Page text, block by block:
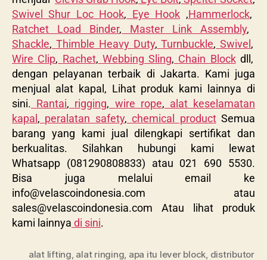
Swivel Shur Loc Hook, Eye Hook ,Hammerlock,
Ratchet Load Binder, Master Link Assembly,
Shackle, Thimble Heavy Duty, Turnbuckle, Swivel,
Wire Clip, Rachet, Webbing Sling, Chain Blockdll,
dengan pelayanan terbaik di Jakarta. Kami juga
menjual alat kapal, Lihat produk kami lainnya di
sini. Rantai, rigging, wire rope, alat keselamatan
kapal, peralatan safety, chemical productSemua
barang yang kami jual dilengkapi sertifikat dan
berkualitas. Silahkan hubungi kami lewat
Whatsapp (081290808833) atau 021 690 5530.
Bisa juga melalui email ke
info@velascoindonesia.com atau
sales@velascoindonesia.com Atau lihat produk
kami lainnya di sini.
alat lifting alat ringing apa itu lever block distributor